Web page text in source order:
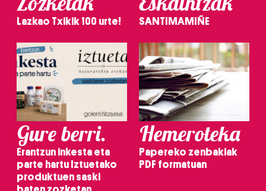
Lazkao Txikik 100 urte! SANTIMAMIÑE
Gure berri.
Erantzun inkesta eta
parte hartu Iztuetako
produktuen saski
Hemeroteka
Papereko zenbakiak
PDF formatuan